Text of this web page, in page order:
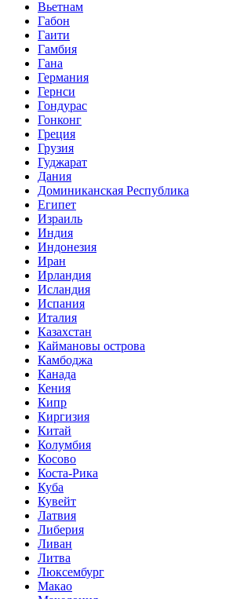
Вьетнам
Габон
Гаити
Гамбия
Гана
Германия
Гернси
Гондурас
Гонконг
Греция
Грузия
Гуджарат
Дания
Доминиканская Республика
Египет
Израиль
Индия
Индонезия
Иран
Ирландия
Исландия
Испания
Италия
Казахстан
Каймановы острова
Камбоджа
Канада
Кения
Кипр
Киргизия
Китай
Колумбия
Косово
Коста-Рика
Куба
Кувейт
Латвия
Либерия
Ливан
Литва
Люксембург
Макао